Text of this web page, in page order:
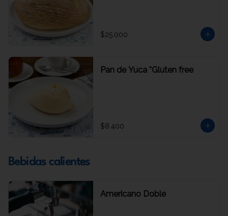
$25.000
Pan de Yuca *Gluten free
$8.400
Bebidas calientes
Americano Doble